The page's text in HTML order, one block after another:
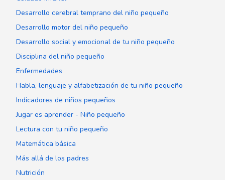
Desarrollo cerebral temprano del niño pequeño
Desarrollo motor del niño pequeño
Desarrollo social y emocional de tu niño pequeño
Disciplina del niño pequeño
Enfermedades
Habla, lenguaje y alfabetización de tu niño pequeño
Indicadores de niños pequeños
Jugar es aprender - Niño pequeño
Lectura con tu niño pequeño
Matemática básica
Más allá de los padres
Nutrición